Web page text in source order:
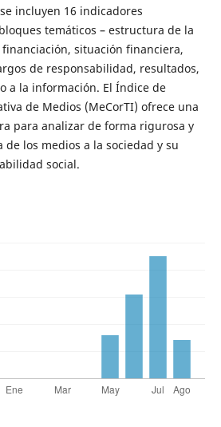
incluyen 16 indicadores
temáticos – estructura de la
situación financiera,
de responsabilidad, resultados,
a la información. El Índice de
de Medios (MeCorTI) ofrece una
para analizar de forma rigurosa y
los medios a la sociedad y su
social.